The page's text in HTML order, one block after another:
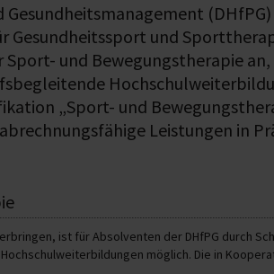
und
und Bewegungstherapie an,
„Sport- und
Leistungen in
ist für Absolventen der DHfPG durch
möglich. Die in